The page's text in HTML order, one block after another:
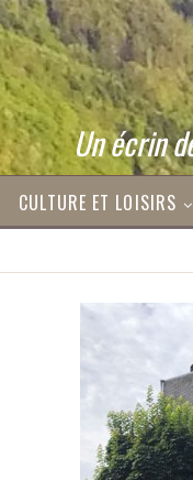
Un écrin
CULTURE ET LOISIRS